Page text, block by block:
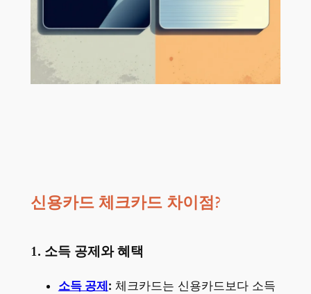
신용카드 체크카드 차이점?
1. 소득 공제와 혜택
소득 공제 : 체크카드는 신용카드보다 소득